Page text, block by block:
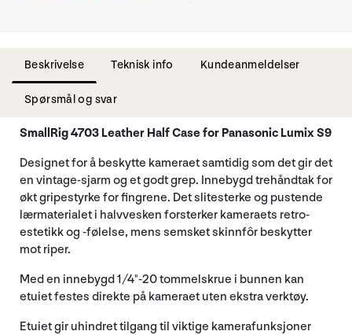
Beskrivelse Teknisk info Kundeanmeldelser
Spørsmål og svar
SmallRig 4703 Leather Half Case for Panasonic Lumix S9
Designet for å beskytte kameraet samtidig som det gir det
en vintage-sjarm og et godt grep. Innebygd trehåndtak for
økt gripestyrke for fingrene. Det slitesterke og pustende
lærmaterialet i halvvesken forsterker kameraets retro-
estetikk og -følelse, mens semsket skinnfôr beskytter
mot riper.
Med en innebygd 1/4"-20 tommelskrue i bunnen kan
etuiet festes direkte på kameraet uten ekstra verktøy.
Etuiet gir uhindret tilgang til viktige kamerafunksjoner